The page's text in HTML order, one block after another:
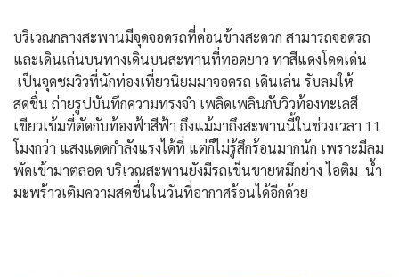
บริเวณกลางสะพานมีจุดจอดรถที่ค่อนข้างสะดวก สามารถจอดรถ
และเดินเล่นบนทางเดินบนสะพานที่ทอดยาว ทาสีแดงโดดเด่น
เป็นจุดชมวิวที่นักท่องเที่ยวนิยมมาจอดรถ เดินเล่น รับลมให้
สดชื่น ถ่ายรูปบันทึกความทรงจำ เพลิดเพลินกับวิวท้องทะเลสี
เขียวเข้มที่ตัดกับท้องฟ้าสีฟ้า ถึงแม้มาถึงสะพานนี้ในช่วงเวลา 11
โมงกว่า แสงแดดกำลังแรงได้ที่ แต่ก็ไม่รู้สึกร้อนมากนัก เพราะมีลม
พัดเข้ามาตลอด บริเวณสะพานยังมีรถเข็นขายหมึกย่าง ไอติม น้ำ
มะพร้าวเติมความสดชื่นในวันที่อากาศร้อนได้อีกด้วย